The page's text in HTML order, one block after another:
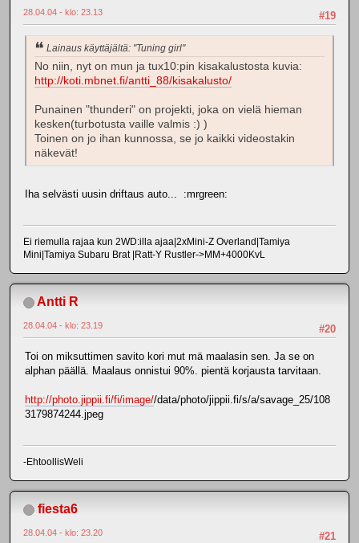
#19
28.04.04 - klo: 23.13
Lainaus käyttäjältä: "Tuning girl"
No niin, nyt on mun ja tux10:pin kisakalustosta kuvia:
http://koti.mbnet.fi/antti_88/kisakalusto/
Punainen "thunderi" on projekti, joka on vielä hieman
kesken(turbotusta vaille valmis :) )
Toinen on jo ihan kunnossa, se jo kaikki videostakin
näkevät!
Iha selvästi uusin driftaus auto... :mrgreen:
Ei riemulla rajaa kun 2WD:illa ajaa|2xMini-Z Overland|Tamiya
Mini|Tamiya Subaru Brat |Ratt-Y Rustler->MM+4000KvL
Antti R
#20
28.04.04 - klo: 23.19
Toi on miksuttimen savito kori mut mä maalasin sen. Ja se on
alphan päällä. Maalaus onnistui 90%. pientä korjausta tarvitaan.
http://photo.jippii.fi/fi/image//data/photo/jippii.fi/s/a/savage_25/108
3179874244.jpeg
-EhtoollisWeli
fiesta6
#21
28.04.04 - klo: 23.20